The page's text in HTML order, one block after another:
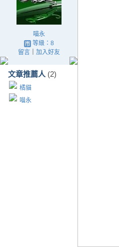
喵永
等級：8
留言｜ 加入好友
文章推薦人 (2)
橘貓
喵永